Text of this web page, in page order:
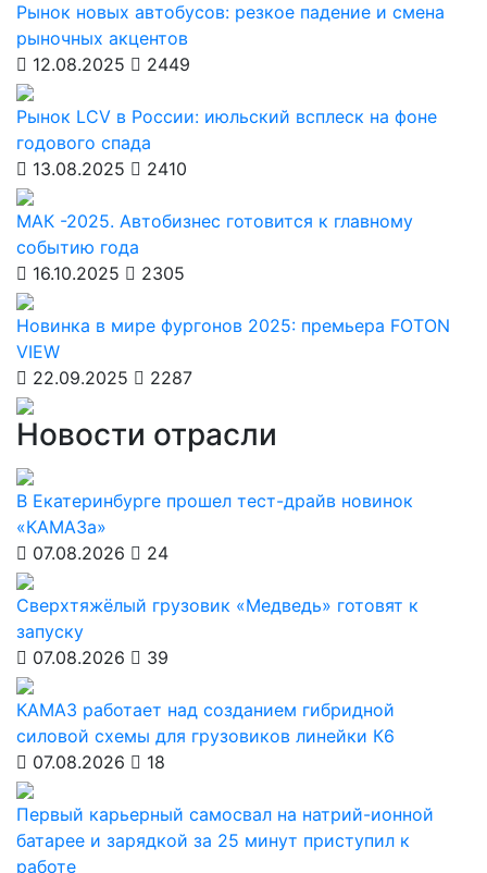
Рынок новых автобусов: резкое падение и смена
рыночных акцентов
12.08.2025
2449
Рынок LCV в России: июльский всплеск на фоне
годового спада
13.08.2025
2410
МАК -2025. Автобизнес готовится к главному
событию года
16.10.2025
2305
Новинка в мире фургонов 2025: премьера FOTON
VIEW
22.09.2025
2287
Новости отрасли
В Екатеринбурге прошел тест-драйв новинок
«КАМАЗа»
07.08.2026
24
Сверхтяжёлый грузовик «Медведь» готовят к
запуску
07.08.2026
39
КАМАЗ работает над созданием гибридной
силовой схемы для грузовиков линейки К6
07.08.2026
18
Первый карьерный самосвал на натрий-ионной
батарее и зарядкой за 25 минут приступил к
работе